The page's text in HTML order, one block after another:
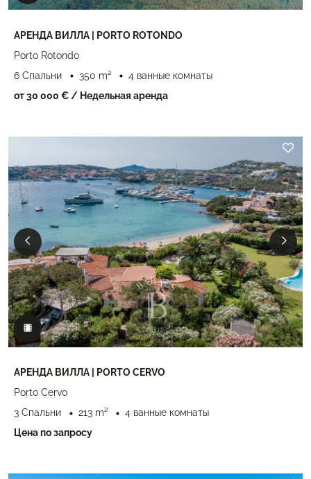
АРЕНДА ВИЛЛА | PORTO ROTONDO
Porto Rotondo
6 Спальни
350 m²
4 ванные комнаты
от 30 000 € / Недельная аренда
АРЕНДА ВИЛЛА | PORTO CERVO
Porto Cervo
3 Спальни
213 m²
4 ванные комнаты
Цена по запросу